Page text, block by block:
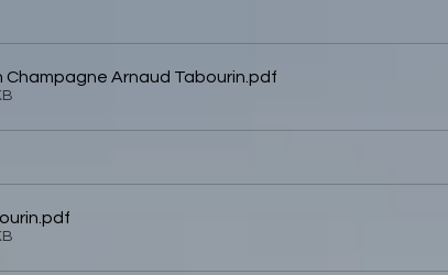
Arnaud Tabourin.pdf
.pdf